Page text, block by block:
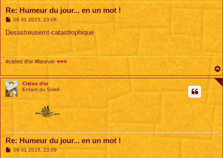
Re: Humeur du jour... en un mot !
M
s
08 01 2015, 23:08
Desastreusemt-catastrophique
#citées d'or #forever ♥♥♥
Citées d'or
Enfant du Soleil
Re: Humeur du jour... en un mot !
M08 01 2015, 23:09